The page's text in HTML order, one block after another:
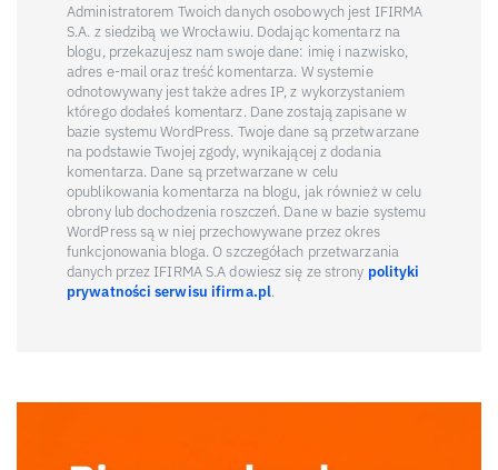
Administratorem Twoich danych osobowych jest IFIRMA
S.A. z siedzibą we Wrocławiu. Dodając komentarz na
blogu, przekazujesz nam swoje dane: imię i nazwisko,
adres e-mail oraz treść komentarza. W systemie
odnotowywany jest także adres IP, z wykorzystaniem
którego dodałeś komentarz. Dane zostają zapisane w
bazie systemu WordPress. Twoje dane są przetwarzane
na podstawie Twojej zgody, wynikającej z dodania
komentarza. Dane są przetwarzane w celu
opublikowania komentarza na blogu, jak również w celu
obrony lub dochodzenia roszczeń. Dane w bazie systemu
WordPress są w niej przechowywane przez okres
funkcjonowania bloga. O szczegółach przetwarzania
danych przez IFIRMA S.A dowiesz się ze strony polityki
prywatności serwisu ifirma.pl.